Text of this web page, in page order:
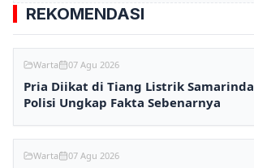
REKOMENDASI
Warta 07 Agu 2026
Pria Diikat di Tiang Listrik
Polisi Ungkap Fakta Sebenarnya
Warta 07 Agu 2026